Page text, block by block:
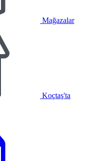
Mağazalar
Koçtaş'ta